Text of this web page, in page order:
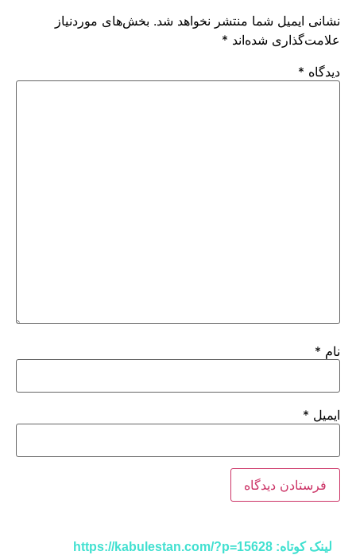
لینک کوتاه: https://kabulestan.com/?p=15628
نشانی ایمیل شما منتشر نخواهد شد. بخش‌های موردنیاز
علامت‌گذاری شده‌اند *
دیدگاه *
نام *
ایمیل *